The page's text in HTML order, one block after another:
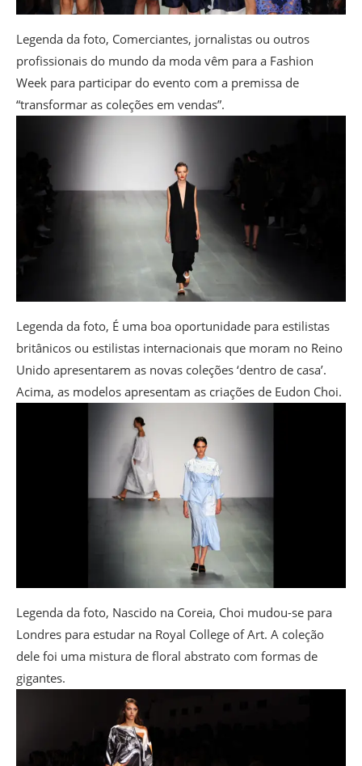
Legenda da foto, Comerciantes, jornalistas ou outros
profissionais do mundo da moda vêm para a Fashion
Week para participar do evento com a premissa de
“transformar as coleções em vendas”.
Legenda da foto, É uma boa oportunidade para estilistas
britânicos ou estilistas internacionais que moram no Reino
Unido apresentarem as novas coleções ‘dentro de casa’.
Acima, as modelos apresentam as criações de Eudon Choi.
Legenda da foto, Nascido na Coreia, Choi mudou-se para
Londres para estudar na Royal College of Art. A coleção
dele foi uma mistura de floral abstrato com formas de
gigantes.